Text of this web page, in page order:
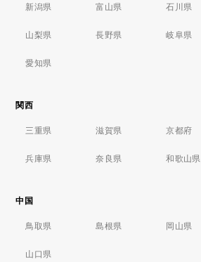
新潟県 富山県 石川県
山梨県 長野県 岐阜県
愛知県
関西
三重県 滋賀県 京都府
兵庫県 奈良県 和歌山県
中国
鳥取県 島根県 岡山県
山口県